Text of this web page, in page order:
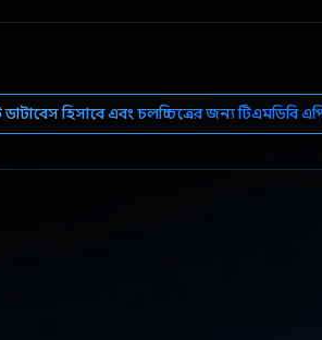
ডাটাবেস হিসাবে এবং চলচ্চিত্রের জন্য টিএমডিবি